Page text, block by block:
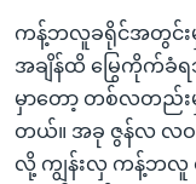
ကန့်ဘလူခရိုင်အတွင်းမှ
အချိန်ထိ မြွေကိုက်ခံရ
မှာတော့ တစ်လတည်းမှာ
တယ်။ အခု ဇွန်လ လဝ
လို့ ကျွန်းလှ ကန့်ဘလူ